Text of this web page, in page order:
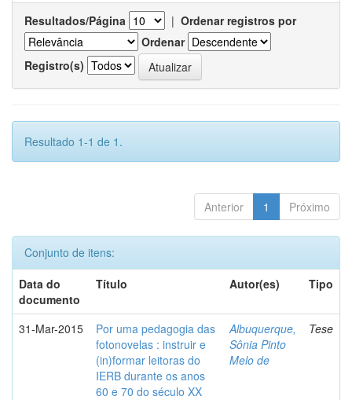
Resultados/Página | Ordenar registros por
Ordenar
Registro(s)
Resultado 1-1 de 1.
Anterior 1 Próximo
Conjunto de itens:
Data do
documento
Título Autor(es) Tipo
31-Mar-2015
Por uma pedagogia das
fotonovelas : instruir e
(in)formar leitoras do
IERB durante os anos
60 e 70 do século XX
Albuquerque,
Sônia Pinto
Melo de
Tese